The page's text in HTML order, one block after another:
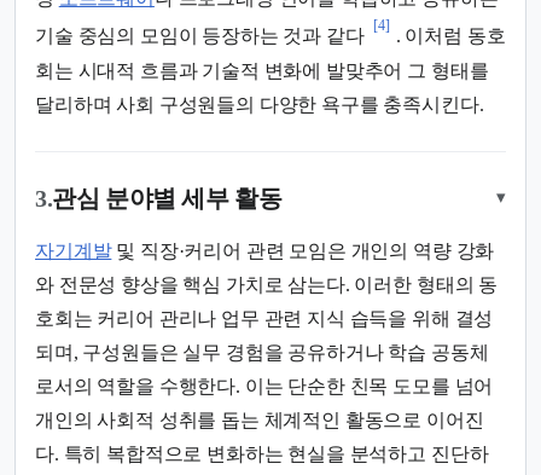
기술 중심의 모임이 등장하는 것과 같다
[4]
. 이처럼 동호
회는 시대적 흐름과 기술적 변화에 발맞추어 그 형태를
달리하며 사회 구성원들의 다양한 욕구를 충족시킨다.
3.관심 분야별 세부 활동 ▾
자기계발및 직장·커리어 관련 모임은 개인의 역량 강화
와 전문성 향상을 핵심 가치로 삼는다. 이러한 형태의 동
호회는 커리어 관리나 업무 관련 지식 습득을 위해 결성
되며, 구성원들은 실무 경험을 공유하거나 학습 공동체
로서의 역할을 수행한다. 이는 단순한 친목 도모를 넘어
개인의 사회적 성취를 돕는 체계적인 활동으로 이어진
다. 특히 복합적으로 변화하는 현실을 분석하고 진단하